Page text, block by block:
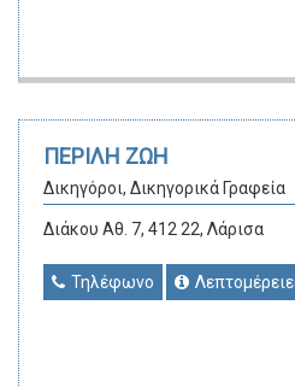
ΠΕΡΙΛΗ ΖΩΗ
Δικηγόροι, Δικηγορικά Γραφεία
Διάκου Αθ. 7, 412 22, Λάρισα
Τηλέφωνο